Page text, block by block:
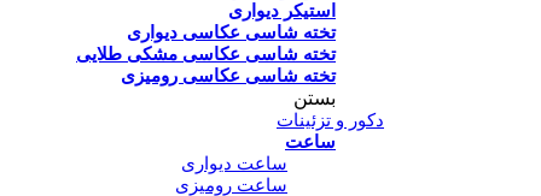
استیکر دیواری
تخته شاسی عکاسی دیواری
تخته شاسی عکاسی مشکی طلایی
تخته شاسی عکاسی رومیزی
بستن
دکور و تزئینات
ساعت
ساعت دیواری
ساعت رومیزی